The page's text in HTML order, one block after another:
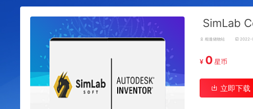
SimLab
相逢储物站 2022-
¥ 0 星币
立即下载